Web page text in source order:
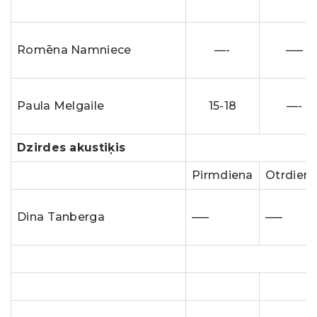
Romēna Namniece —- —–
Paula Melgaile 15-18 —-
Dzirdes akustiķis
Pirmdiena
Dina Tanberga —– —–